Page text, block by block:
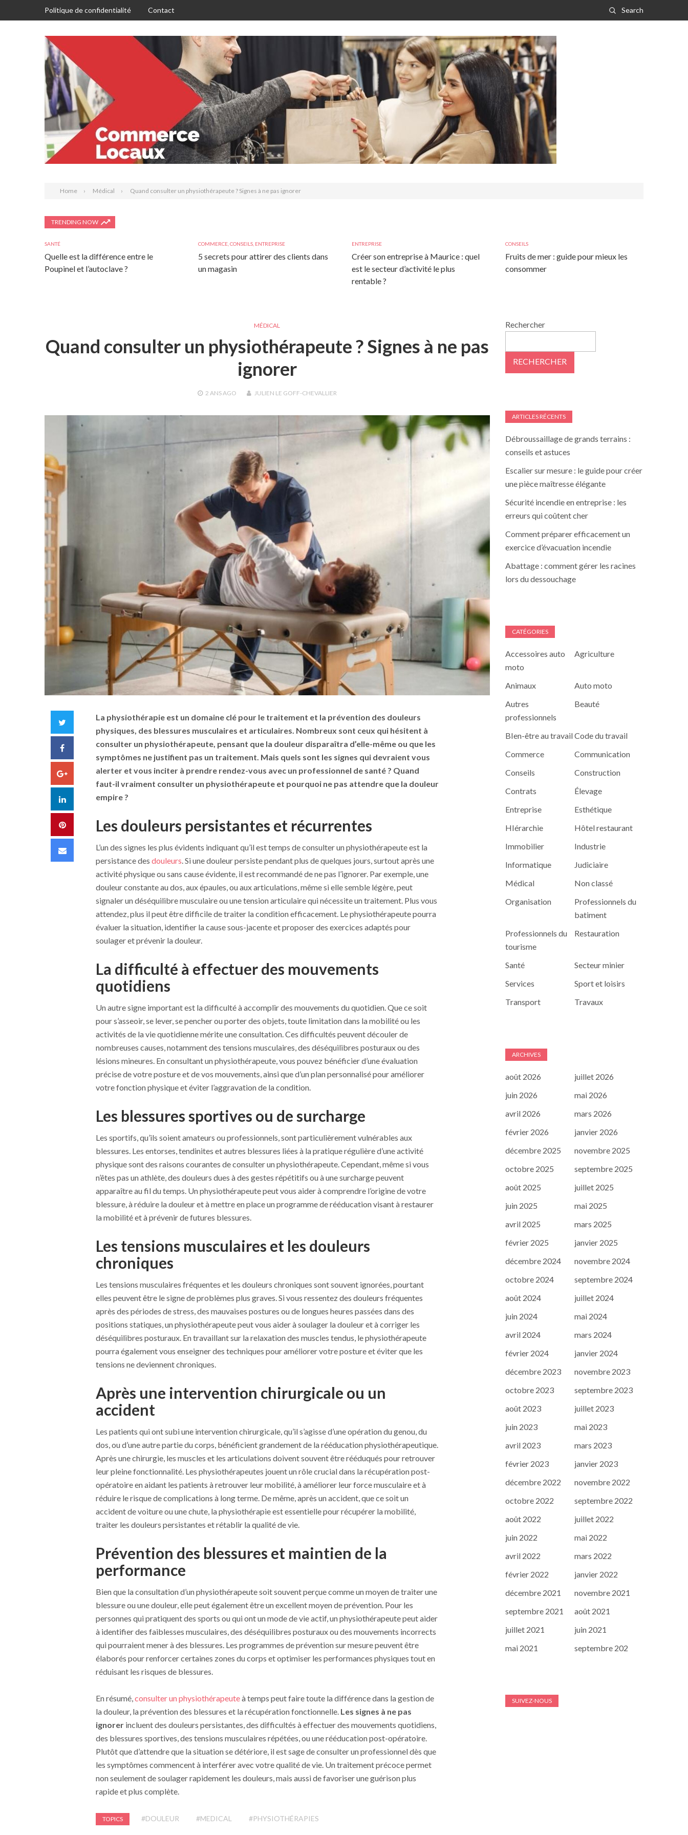
Politique de confidentialité Contact Search
Home Médical Quand consulter un physiothérapeute ? Signes à ne pas ignorer
TRENDING NOW
SANTÉ
Quelle est la différence entre le
Poupinel et l’autoclave ?
COMMERCE CONSEILS ENTREPRISE
5 secrets pour attirer des clients dans
un magasin
ENTREPRISE
Créer son entreprise à Maurice : quel
est le secteur d’activité le plus
rentable ?
CONSEILS
Fruits de mer : guide pour mieux les
consommer
MÉDICAL
Quand consulter un physiothérapeute ? Signes à ne pas
ignorer
2 ANSAGO JULIEN LE GOFF-CHEVALLIER
Facebook
Google+
LinkedIn
Pinterest
Email
La physiothérapie est un domaine clé pour le traitement et la prévention des douleurs
physiques, des blessures musculaires et articulaires. Nombreux sont ceux qui hésitent à
consulter un physiothérapeute, pensant que la douleur disparaîtra d’elle-même ou que les
symptômes ne justifient pas un traitement. Mais quels sont les signes qui devraient vous
alerter et vous inciter à prendre rendez-vous avec un professionnel de santé ? Quand
faut-il vraiment consulter un physiothérapeuteet pourquoi ne pas attendre que la douleur
empire ?
Les douleurs persistantes et récurrentes
L’un des signes les plus évidents indiquant qu’il est temps de consulter un physiothérapeute est la
persistance des douleurs. Si une douleur persiste pendant plus de quelques jours, surtout après une
activité physique ou sans cause évidente, il est recommandé de ne pas l’ignorer. Par exemple, une
douleur constante au dos, aux épaules, ou aux articulations, même si elle semble légère, peut
signaler un déséquilibre musculaire ou une tension articulaire qui nécessite un traitement. Plus vous
attendez, plus il peut être difficile de traiter la condition efficacement. Le physiothérapeute pourra
évaluer la situation, identifier la cause sous-jacente et proposer des exercices adaptés pour
soulager et prévenir la douleur.
La difficulté à effectuer des mouvements
quotidiens
Un autre signe important est la difficulté à accomplir des mouvements du quotidien. Que ce soit
pour s’asseoir, se lever, se pencher ou porter des objets, toute limitation dans la mobilité ou les
activités de la vie quotidienne mérite une consultation. Ces difficultés peuvent découler de
nombreuses causes, notamment des tensions musculaires, des déséquilibres posturaux ou des
lésions mineures. En consultant un physiothérapeute, vous pouvez bénéficier d’une évaluation
précise de votre posture et de vos mouvements, ainsi que d’un plan personnalisé pour améliorer
votre fonction physique et éviter l’aggravation de la condition.
Les blessures sportives ou de surcharge
Les sportifs, qu’ils soient amateurs ou professionnels, sont particulièrement vulnérables aux
blessures. Les entorses, tendinites et autres blessures liées à la pratique régulière d’une activité
physique sont des raisons courantes de consulter un physiothérapeute. Cependant, même si vous
n’êtes pas un athlète, des douleurs dues à des gestes répétitifs ou à une surcharge peuvent
apparaître au fil du temps. Un physiothérapeute peut vous aider à comprendre l’origine de votre
blessure, à réduire la douleur et à mettre en place un programme de rééducation visant à restaurer
la mobilité et à prévenir de futures blessures.
Les tensions musculaires et les douleurs
chroniques
Les tensions musculaires fréquentes et les douleurs chroniques sont souvent ignorées, pourtant
elles peuvent être le signe de problèmes plus graves. Si vous ressentez des douleurs fréquentes
après des périodes de stress, des mauvaises postures ou de longues heures passées dans des
positions statiques, un physiothérapeute peut vous aider à soulager la douleur et à corriger les
déséquilibres posturaux. En travaillant sur la relaxation des muscles tendus, le physiothérapeute
pourra également vous enseigner des techniques pour améliorer votre posture et éviter que les
tensions ne deviennent chroniques.
Après une intervention chirurgicale ou un
accident
Les patients qui ont subi une intervention chirurgicale, qu’il s’agisse d’une opération du genou, du
dos, ou d’une autre partie du corps, bénéficient grandement de la rééducation physiothérapeutique.
Après une chirurgie, les muscles et les articulations doivent souvent être rééduqués pour retrouver
leur pleine fonctionnalité. Les physiothérapeutes jouent un rôle crucial dans la récupération post-
opératoire en aidant les patients à retrouver leur mobilité, à améliorer leur force musculaire et à
réduire le risque de complications à long terme. De même, après un accident, que ce soit un
accident de voiture ou une chute, la physiothérapie est essentielle pour récupérer la mobilité,
traiter les douleurs persistantes et rétablir la qualité de vie.
Prévention des blessures et maintien de la
performance
Bien que la consultation d’un physiothérapeute soit souvent perçue comme un moyen de traiter une
blessure ou une douleur, elle peut également être un excellent moyen de prévention. Pour les
personnes qui pratiquent des sports ou qui ont un mode de vie actif, un physiothérapeute peut aider
à identifier des faiblesses musculaires, des déséquilibres posturaux ou des mouvements incorrects
qui pourraient mener à des blessures. Les programmes de prévention sur mesure peuvent être
élaborés pour renforcer certaines zones du corps et optimiser les performances physiques tout en
réduisant les risques de blessures.
En résumé,consulter un physiothérapeuteà temps peut faire toute la différence dans la gestion de
la douleur, la prévention des blessures et la récupération fonctionnelle. Les signes à ne pas
ignorerincluent des douleurs persistantes, des difficultés à effectuer des mouvements quotidiens,
des blessures sportives, des tensions musculaires répétées, ou une rééducation post-opératoire.
Plutôt que d’attendre que la situation se détériore, il est sage de consulter un professionnel dès que
les symptômes commencent à interférer avec votre qualité de vie. Un traitement précoce permet
non seulement de soulager rapidement les douleurs, mais aussi de favoriser une guérison plus
rapide et plus complète.
TOPICS #DOULEUR #MEDICAL #PHYSIOTHÉRAPIES
Rechercher
RECHERCHER
ARTICLES RÉCENTS
Débroussaillage de grands terrains :
conseils et astuces
Escalier sur mesure : le guide pour créer
une pièce maîtresse élégante
Sécurité incendie en entreprise : les
erreurs qui coûtent cher
Comment préparer efficacement un
exercice d’évacuation incendie
Abattage : comment gérer les racines
lors du dessouchage
CATÉGORIES
Accessoires auto
moto
Agriculture
Animaux
Auto moto
Autres
professionnels
Beauté
BIen-être au travailCode du travail
Commerce
Communication
Conseils
Construction
Contrats
Élevage
Entreprise
Esthétique
HIérarchie
Hôtel restaurant
Immobilier
Industrie
Informatique
Judiciaire
Médical
Non classé
Organisation
Professionnels du
batiment
Professionnels du
tourisme
Restauration
Santé
Secteur minier
Services
Sport et loisirs
Transport
Travaux
ARCHIVES
août 2026
juillet 2026
juin 2026
mai 2026
avril 2026
mars 2026
février 2026
janvier 2026
décembre 2025
novembre 2025
octobre 2025
septembre 2025
août 2025
juillet 2025
juin 2025
mai 2025
avril 2025
mars 2025
février 2025
janvier 2025
décembre 2024
novembre 2024
octobre 2024
septembre 2024
août 2024
juillet 2024
juin 2024
mai 2024
avril 2024
mars 2024
février 2024
janvier 2024
décembre 2023
novembre 2023
octobre 2023
septembre 2023
août 2023
juillet 2023
juin 2023
mai 2023
avril 2023
mars 2023
février 2023
janvier 2023
décembre 2022
novembre 2022
octobre 2022
septembre 2022
août 2022
juillet 2022
juin 2022
mai 2022
avril 2022
mars 2022
février 2022
janvier 2022
décembre 2021
novembre 2021
septembre 2021
août 2021
juillet 2021
juin 2021
mai 2021
septembre 202
SUIVEZ-NOUS